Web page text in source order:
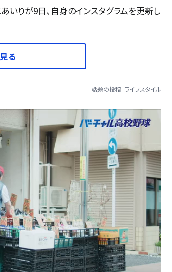
いりが9日、自身のインスタグラムを更新し
る
話題の投稿 ライフスタイル